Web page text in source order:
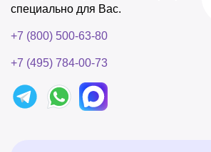
специально для Вас.
+7 (800) 500-63-80
+7 (495) 784-00-73